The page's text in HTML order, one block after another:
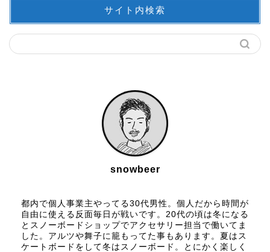
サイト内検索
snowbeer
都内で個人事業主やってる30代男性。個人だから時間が
自由に使える反面毎日が戦いです。20代の頃は冬になる
とスノーボードショップでアクセサリー担当で働いてま
した。アルツや舞子に籠もってた事もあります。夏はス
ケートボードをして冬はスノーボード。とにかく楽しく